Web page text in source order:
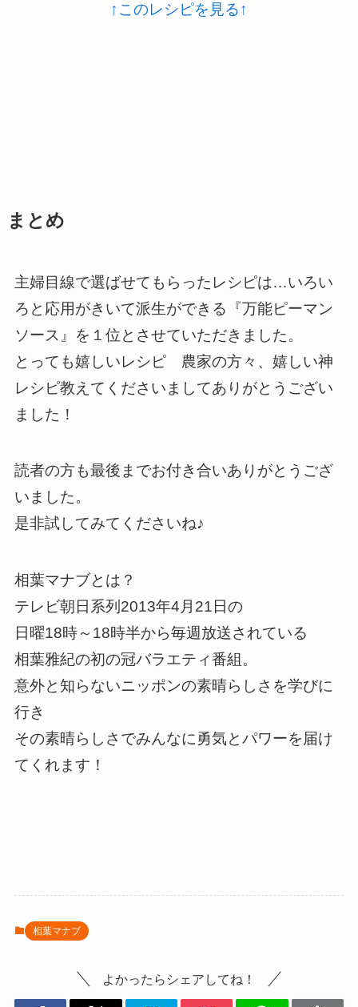
↑このレシピを見る↑
まとめ
主婦目線で選ばせてもらったレシピは…いろい
ろと応用がきいて派生ができる『万能ピーマン
ソース』を１位とさせていただきました。
とっても嬉しいレシピ 農家の方々、嬉しい神
レシピ教えてくださいましてありがとうござい
ました！
読者の方も最後までお付き合いありがとうござ
いました。
是非試してみてくださいね♪
相葉マナブとは？
テレビ朝日系列2013年4月21日の
日曜18時～18時半から毎週放送されている
相葉雅紀の初の冠バラエティ番組。
意外と知らないニッポンの素晴らしさを学びに
行き
その素晴らしさでみんなに勇気とパワーを届け
てくれます！
相葉マナブ
よかったらシェアしてね！